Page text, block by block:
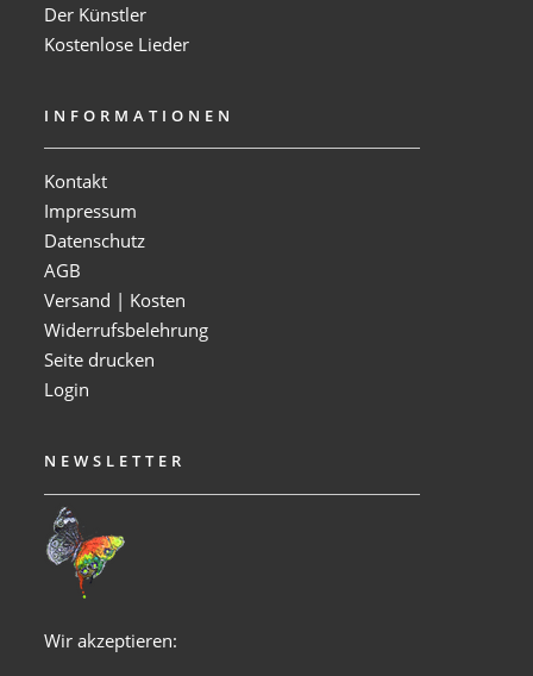
Der Künstler
Kostenlose Lieder
INFORMATIONEN
Kontakt
Impressum
Datenschutz
AGB
Versand | Kosten
Widerrufsbelehrung
Seite drucken
Login
NEWSLETTER
Wir akzeptieren: